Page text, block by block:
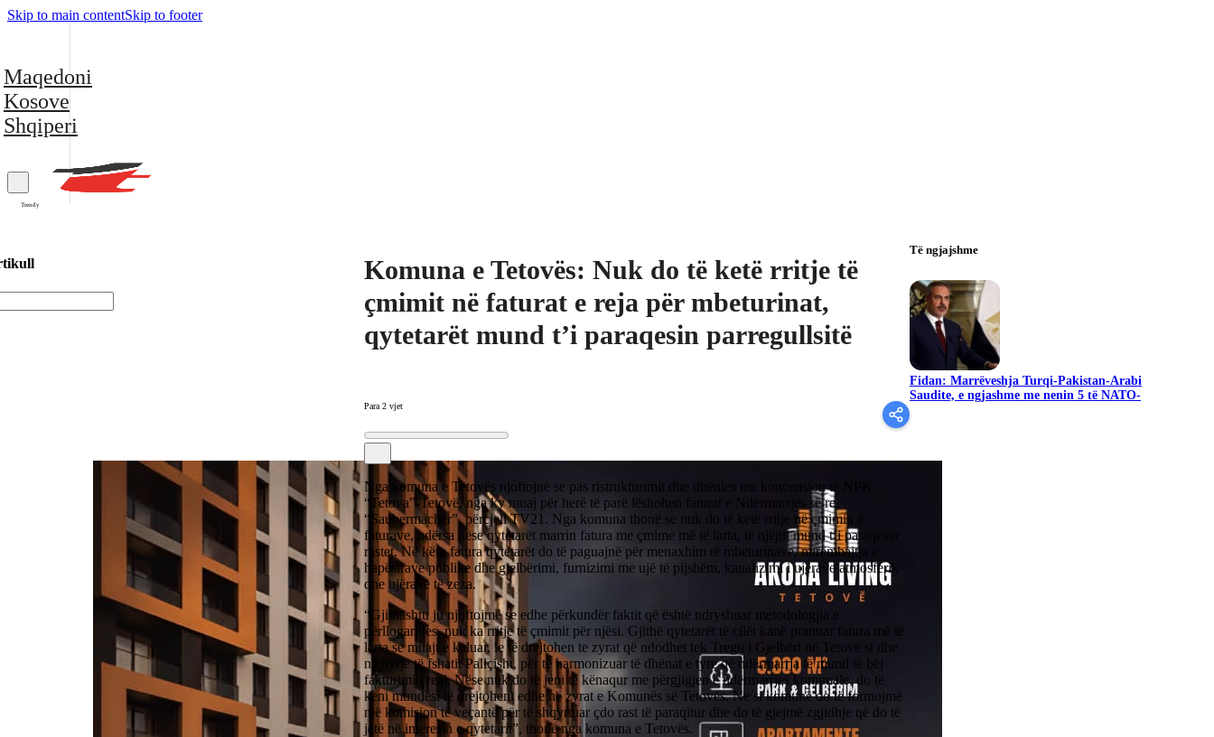
Skip to main contentSkip to footer
Maqedoni
Kosove
Shqiperi
Trendy
Komuna e Tetovës: Nuk do të ketë rritje të
çmimit në faturat e reja për mbeturinat,
qytetarët mund t’i paraqesin parregullsitë
Para 2 vjet
Nga komuna e Tetovës njoftojnë se pas ristrukturimit dhe dhënies me koncension të NPK
“Tetova”-Tetovë, nga ky muaj për herë të parë lëshohen faturat e Ndërmarrjes së re
“Saubermacher”, përcjell TV21. Nga komuna thonë se nuk do të ketë rritje në çmimin e
faturave, ndërsa nëse qytetarët marrin fatura me çmime më të larta, të njëjtit mund t’i paraqesin
rastet. Në këto fatura qytetarët do të paguajnë për menaxhim të mbeturinave, mirëmbajtja e
hapësirave publike dhe gjelbërimi, furnizimi me ujë të pijshëm, kanalizimi i ujërave atmosferik
dhe ujërave të zeza.
“Gjithashtu ju njoftojmë se edhe përkundër faktit që është ndryshuar metodologjia e
përllogaritjes, nuk ka rritje të çmimit për njësi. Gjithë qytetarët të cilët kanë pranuar fatura më të
larta se muajt e kaluar, le të drejtohen te zyrat që ndodhet tek Tregu i Gjelbërt në Tetovë si dhe
në hyrje të fshatit Pallçisht, për të harmonizuar të dhënat e tyre që ndërmarrja të mund të bëj
fakturimin real. Nëse nuk do të jeni të kënaqur me përgjigjen e ndërmarrjes komunale, do të
keni mundësi të drejtoheni edhe në zyrat e Komunës së Tetovës. Ne si komunë do të formojmë
një komision të veçantë për të shqyrtuar çdo rast të paraqitur dhe do të gjejmë zgjidhje që do të
jetë në interesin e qytetarit”, thonë nga komuna e Tetovës.
Të ngjajshme
Fidan: Marrëveshja Turqi-Pakistan-Arabi
Saudite, e ngjashme me nenin 5 të NATO-